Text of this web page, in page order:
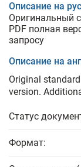
Описание на
Оригинальный
PDF полная
запросу
Описание на
Original
version.
Статус
Формат: